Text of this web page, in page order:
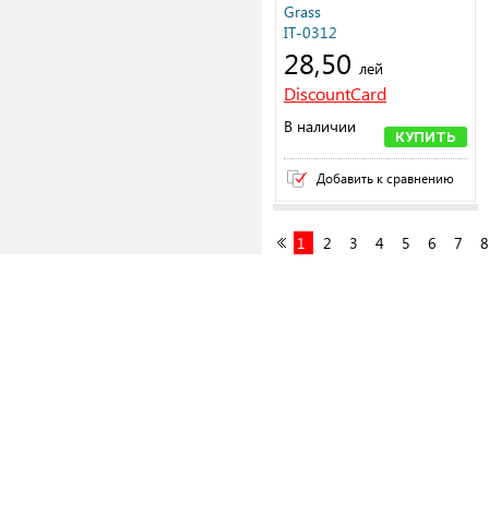
Grass
IT-0312
28,50 лей
DiscountCard
В наличии
КУПИТЬ
Добавить к сравнению
1 2 3 4 5 6 7